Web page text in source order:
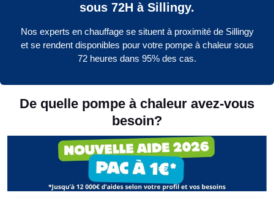
De quelle pompe à chaleur avez-vous
besoin?
sous 72H à Sillingy.
Nos experts en chauffage se situent à proximité de Sillingy
et se rendent disponibles pour votre pompe à chaleur sous
72 heures dans 95% des cas.